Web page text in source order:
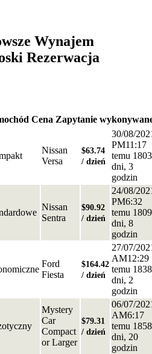
Wynajem
Rezerwacja
Cena Zapytanie
Nissan
Versa
$63.74
/ dzień
30/08/
PM11:17
temu 1803
dni, 3
godzin
Nissan
Sentra
$90.92
/ dzień
24/08/
PM6:32
temu 1809
dni, 8
godzin
Ford
Fiesta
$164.42
/ dzień
27/07/
AM12:29
temu 1838
dni, 2
godzin
Mystery
Car
Compact
or Larger
$79.31
/ dzień
06/07/
AM6:17
temu 1858
dni, 20
godzin